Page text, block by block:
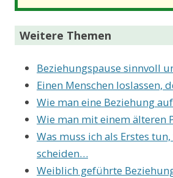
Weitere Themen
Beziehungspause sinnvoll
Einen Menschen loslassen,
Wie man eine Beziehung
Wie man mit einem älteren
Was muss ich als Erstes
scheiden…
Weiblich geführte